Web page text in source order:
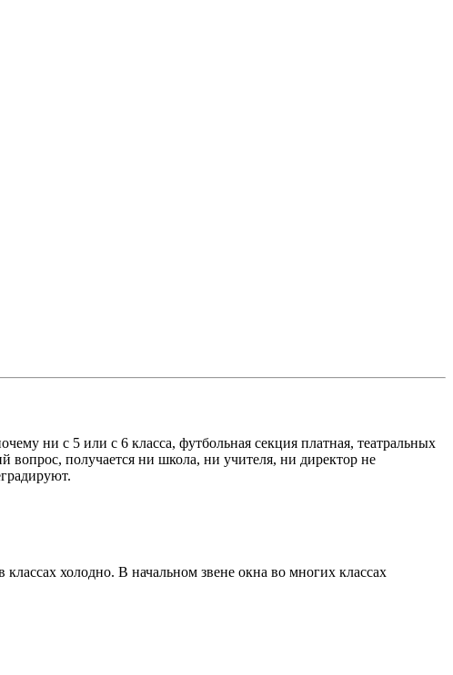
ни с 5 или с 6 класса, футбольная секция платная, театральных
вопрос, получается ни школа, ни учителя, ни директор не
холодно. В начальном звене окна во многих классах